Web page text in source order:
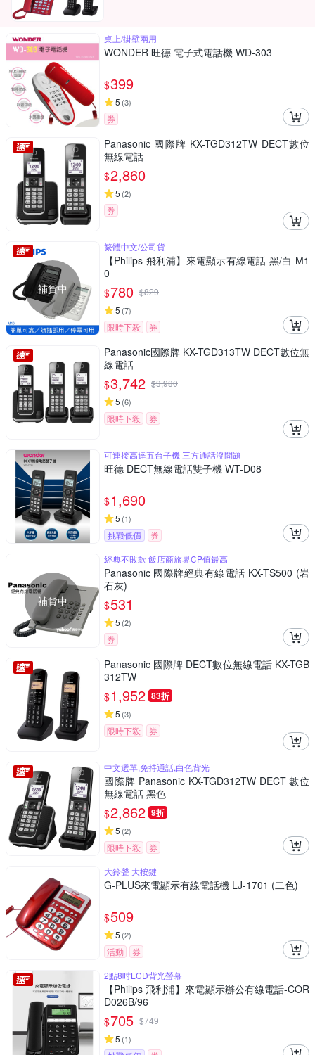
桌上/掛壁兩用
WONDER 旺德 電子式電話機 WD-303
$399
5 (3)
券
Panasonic 國際牌 KX-TGD312TW DECT數位
無線電話
$2,860
5 (2)
券
補貨中
繁體中文/公司貨
【Philips 飛利浦】來電顯示有線電話 黑/白 M1
0
$780 $829
5 (7)
限時下殺 券
Panasonic國際牌 KX-TGD313TW DECT數位無
線電話
$3,742 $3,980
5 (6)
限時下殺 券
可連接高達五台子機 三方通話沒問題
旺德 DECT無線電話雙子機 WT-D08
$1,690
5 (1)
挑戰低價 券
補貨中
經典不敗款 飯店商旅界CP值最高
Panasonic 國際牌經典有線電話 KX-TS500 (岩
石灰)
$531
5 (2)
券
Panasonic 國際牌 DECT數位無線電話 KX-TGB
312TW
$1,952 83折
5 (3)
限時下殺 券
中文選單,免持通話,白色背光
國際牌 Panasonic KX-TGD312TW DECT 數位
無線電話 黑色
$2,862 9折
5 (2)
限時下殺
券
大鈴聲 大按鍵
G-PLUS來電顯示有線電話機 LJ-1701 (二色)
$509
5 (2)
活動
券
2點8吋LCD背光螢幕
【Philips 飛利浦】來電顯示辦公有線電話-COR
D026B/96
$705 $749
5 (1)